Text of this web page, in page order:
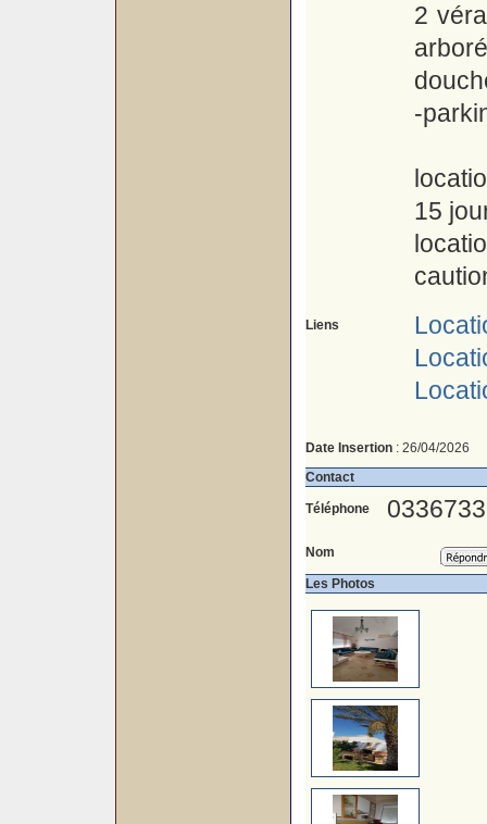
2
-
15
Liens
Date Insertion: 26/04/2026
Contact
Téléphone
Nom
Les Photos